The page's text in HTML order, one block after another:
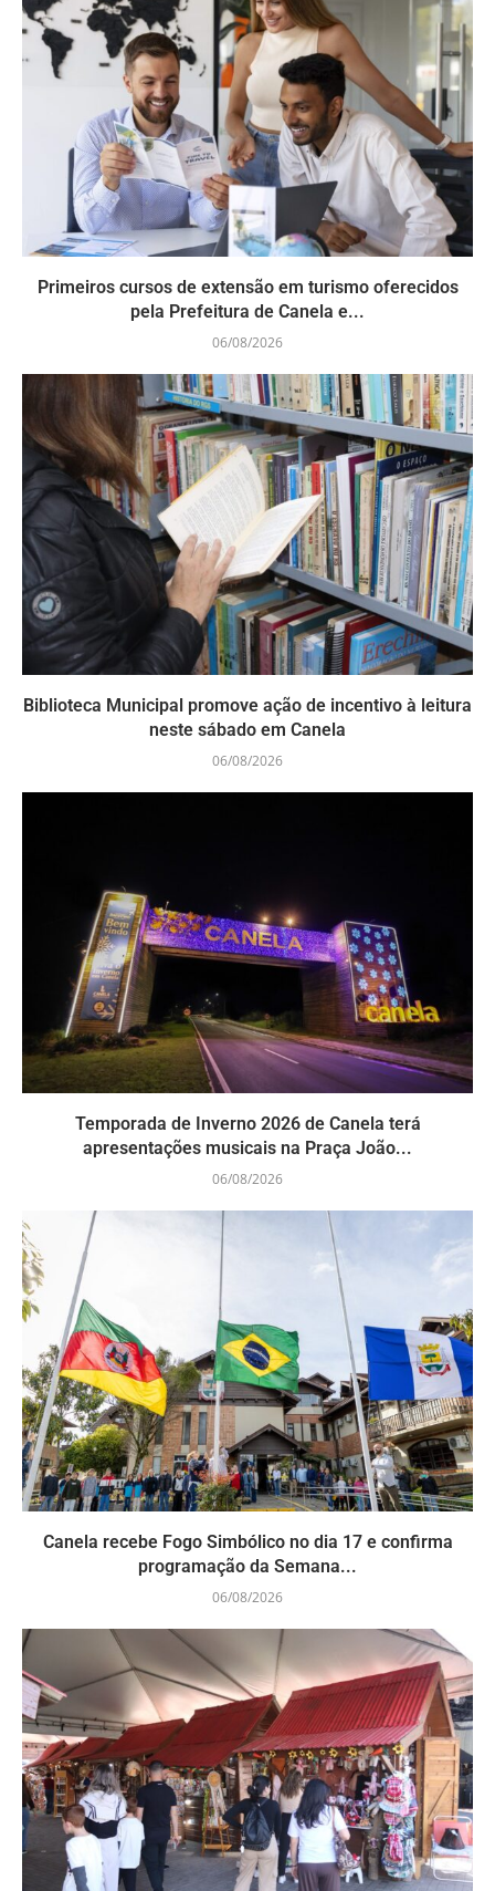
Primeiros cursos de extensão em turismo oferecidos
pela Prefeitura de Canela e...
06/08/2026
Biblioteca Municipal promove ação de incentivo à leitura
neste sábado em Canela
06/08/2026
Temporada de Inverno 2026 de Canela terá
apresentações musicais na Praça João...
06/08/2026
Canela recebe Fogo Simbólico no dia 17 e confirma
programação da Semana...
06/08/2026